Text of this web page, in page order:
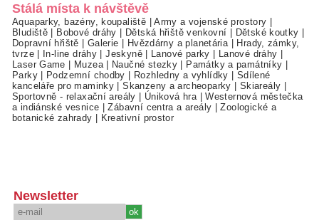
Stálá místa k návštěvě
Aquaparky, bazény, koupaliště |Army a vojenské prostory
Bludiště
Bobové dráhy Dětská hřiště venkovní Dětské koutky
Dopravní hřiště
Galerie Hvězdárny a planetária
Hrady, zámky,
tvrze| In-line dráhy |Jeskyně| Lanové parky Lanové dráhy
Laser Game
Muzea| Naučné stezky Památky a památníky
Parky| Podzemní chodby Rozhledny a vyhlídky
Sdílené
kanceláře pro maminky |Skanzeny a archeoparky Skiareály
Sportovně - relaxační areály
Úniková hra |Westernová městečka
a indiánské vesnice |Zábavní centra a areály |Zoologické a
botanické zahrady
Kreativní prostor
Newsletter